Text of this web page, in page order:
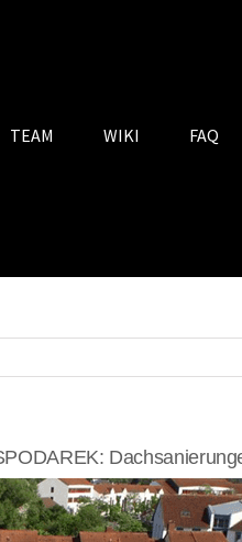
TEAM WIKI FAQ